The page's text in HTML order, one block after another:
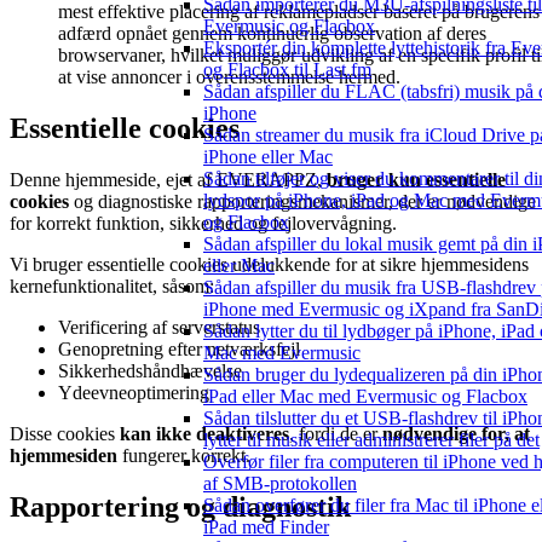
Sådan importerer du M3U-afspilningsliste til
Evermusic og Flacbox
Eksportér din komplette lyttehistorik fra
og Flacbox til Last.fm
Sådan afspiller du FLAC (tabsfri) musik på
iPhone
Sådan streamer du musik fra iCloud Drive
iPhone eller Mac
Sådan tilføjer og viser du kommentarer til
lydspor på iPhone, iPad og Mac med
og Flacbox
Sådan afspiller du lokal musik gemt på din
eller Mac
Sådan afspiller du musik fra USB-flashdrev
iPhone med Evermusic og iXpand fra
Sådan lytter du til lydbøger på iPhone, iPad
Mac med Evermusic
Sådan bruger du lydequalizeren på din
iPad eller Mac med Evermusic og Flacbox
Sådan tilslutter du et USB-flashdrev til
lytter til musik eller administrerer filer på det
Overfør filer fra computeren til iPhone ved
af SMB-protokollen
Sådan overfører du filer fra Mac til iPhone
iPad med Finder
mest effektive placering af reklamepladser baseret på brugerens
adfærd opnået gennem kontinuerlig observation af deres
browservaner, hvilket muliggør udvikling af en specifik profil
at vise annoncer i overensstemmelse hermed.
Essentielle cookies
Denne hjemmeside, ejet af EVERAPPZ,bruger kun essentielle
cookies og diagnostiske rapporteringsmekanismer, der er nødvendige
for korrekt funktion, sikkerhed og fejlovervågning.
Vi bruger essentielle cookies udelukkende for at sikre hjemmesidens
kernefunktionalitet, såsom:
Verificering af serverstatus
Genopretning efter netværksfejl
Sikkerhedshåndhævelse
Ydeevneoptimering
Disse cookies kan ikke deaktiveres, fordi de ernødvendige for, at
hjemmesiden fungerer korrekt.
Rapportering og diagnostik